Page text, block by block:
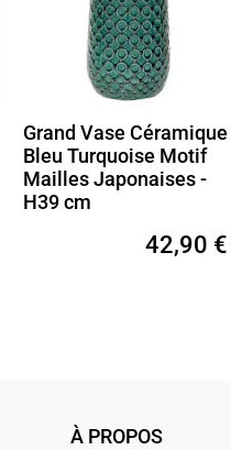
Vase Cactus en Verre
Vert Translucide |
Design Ludique &
Organique | H19,5 cm
28,90
À PROPOS